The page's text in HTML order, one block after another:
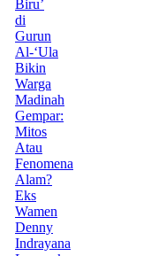
Biru’
di
Gurun
Al-‘Ula
Bikin
Warga
Madinah
Gempar:
Mitos
Atau
Fenomena
Alam?
Eks
Wamen
Denny
Indrayana